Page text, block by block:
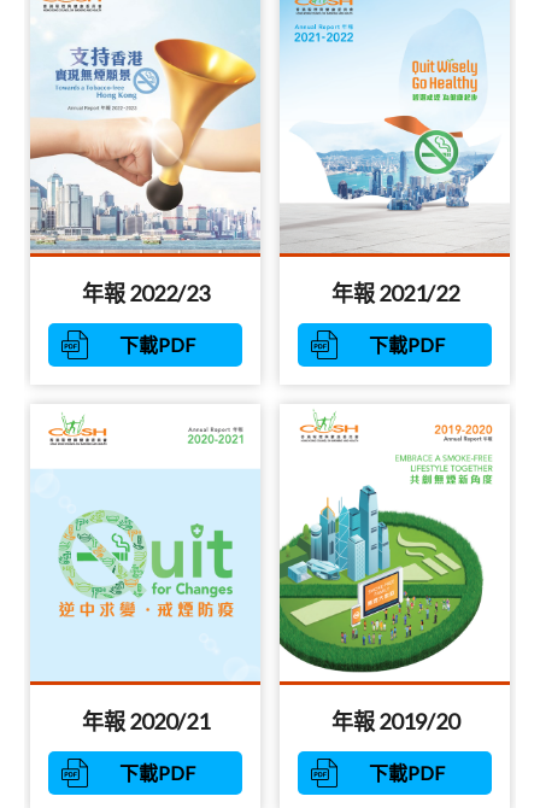
年報 2022/23
下載PDF
年報 2021/22
下載PDF
年報 2020/21
下載PDF
年報 2019/20
下載PDF